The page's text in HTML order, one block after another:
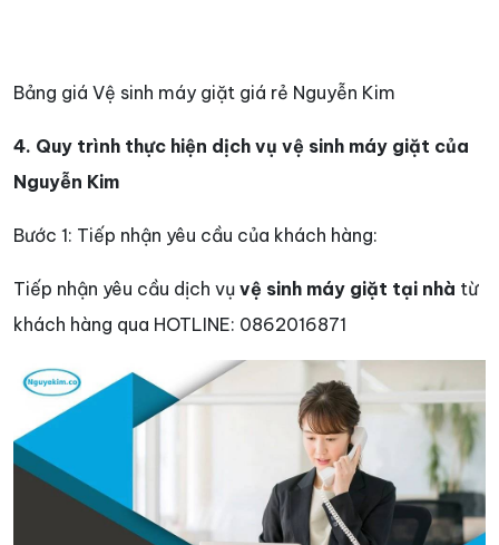
Bảng giá Vệ sinh máy giặt giá rẻ Nguyễn Kim
4. Quy trình thực hiện dịch vụ vệ sinh máy giặt của
Nguyễn Kim
Bước 1: Tiếp nhận yêu cầu của khách hàng:
Tiếp nhận yêu cầu dịch vụ vệ sinh máy giặt tại nhà từ
khách hàng qua HOTLINE: 0862016871